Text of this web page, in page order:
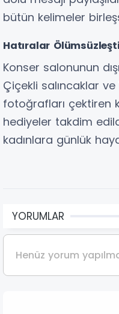
bütün kelimeler
Hatıralar Ölümsüzleşti
Konser salonunun
Çiçekli salıncaklar ve
fotoğrafları çektiren
hediyeler takdim
kadınlara günlük
YORUMLAR
Henüz yorum